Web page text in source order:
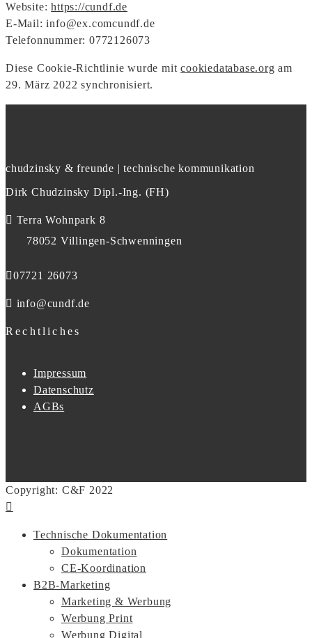
Website:https://cundf.de
E-Mail:info@ex.comcundf.de
Telefonnummer: 0772126073
Diese Cookie-Richtlinie wurde mitcookiedatabase.org am
29. März 2022 synchronisiert.
chudzinsky & freunde | technische kommunikation
Dirk Chudzinsky Dipl.-Ing. (FH)
Terra Wohnpark 8
78052 Villingen-Schwenningen
07721 26073
info@cundf.de
Rechtliches
Impressum
Datenschutz
AGBs
Copyright: C&F 2022
Technische Dokumentation
Dokumentation
CE-Koordination
B2B-Marketing
Marketing & Werbung
Werbung Print
Werbung Digital